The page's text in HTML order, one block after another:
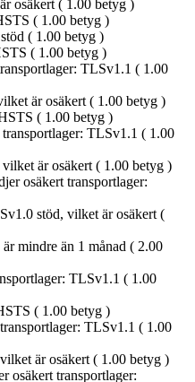
osäkert ( 1.00 betyg )
( 1.00 betyg )
( 1.00 betyg )
( 1.00 betyg )
TLSv1.1 ( 1.00
är osäkert ( 1.00 betyg )
( 1.00 betyg )
TLSv1.1 ( 1.00
är osäkert ( 1.00 betyg )
osäkert transportlager:
stöd, vilket är osäkert (
mindre än 1 månad ( 2.00
TLSv1.1 ( 1.00
( 1.00 betyg )
TLSv1.1 ( 1.00
är osäkert ( 1.00 betyg )
osäkert transportlager: